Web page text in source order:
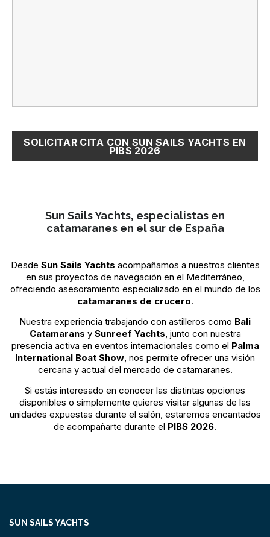
Sun Sails Yachts, especialistas en
catamaranes en el sur de España
Desde Sun Sails Yachts acompañamos a nuestros clientes
en sus proyectos de navegación en el Mediterráneo,
ofreciendo asesoramiento especializado en el mundo de los
catamaranes de crucero.
Nuestra experiencia trabajando con astilleros como Bali
Catamarans y Sunreef Yachts, junto con nuestra
presencia activa en eventos internacionales como el Palma
International Boat Show, nos permite ofrecer una visión
cercana y actual del mercado de catamaranes.
Si estás interesado en conocer las distintas opciones
disponibles o simplemente quieres visitar algunas de las
unidades expuestas durante el salón, estaremos encantados
de acompañarte durante el PIBS 2026.
SUN SAILS YACHTS